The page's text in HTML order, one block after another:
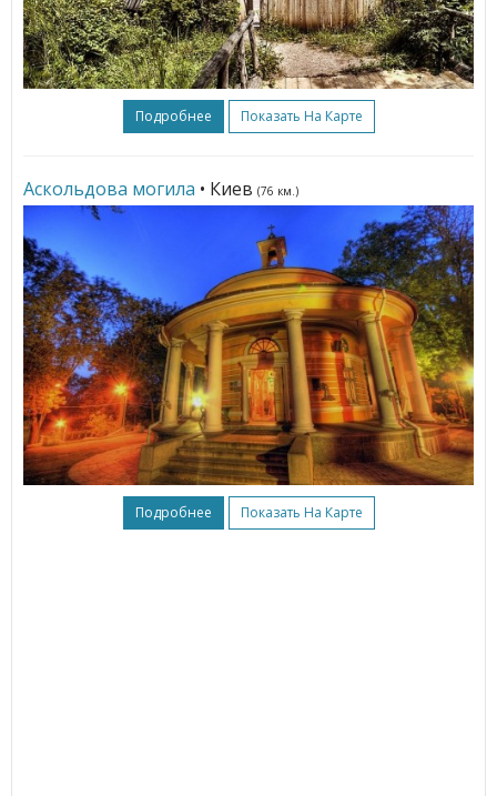
Подробнее Показать На Карте
Аскольдова могила • Киев (76 км.)
Подробнее Показать На Карте